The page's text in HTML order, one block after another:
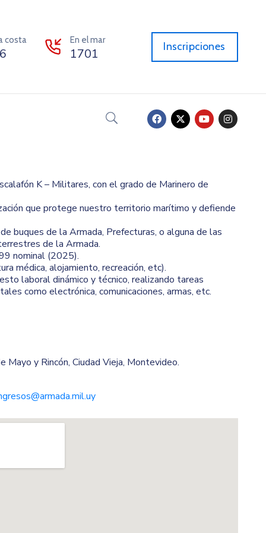
costa En el mar
1701 Inscripciones
K – Militares, con el grado de Marinero de
que protege nuestro territorio marítimo y defiende
buques de la Armada, Prefecturas, o alguna de las
de la Armada.
nominal (2025).
médica, alojamiento, recreación, etc).
laboral dinámico y técnico, realizando tareas
como electrónica, comunicaciones, armas, etc.
y Rincón, Ciudad Vieja, Montevideo.